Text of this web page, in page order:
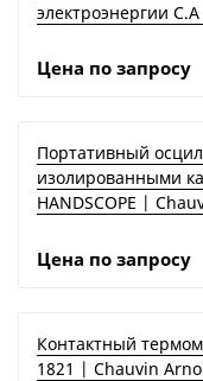
электроэнергии
Цена по запросу
Портативный
изолированными
HANDSCOPE |
Цена по запросу
Контактный
1821 | Chauvin